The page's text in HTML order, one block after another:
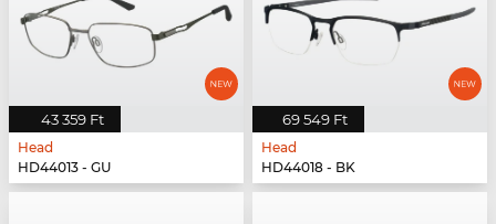
43 359 Ft
Head
HD44013 - GU
69 549 Ft
Head
HD44018 - BK